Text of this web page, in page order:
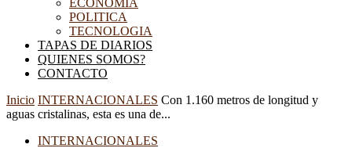
ECONOMIA
POLITICA
TECNOLOGIA
TAPAS DE DIARIOS
QUIENES SOMOS?
CONTACTO
Inicio INTERNACIONALES Con 1.160 metros de longitud y
aguas cristalinas, esta es una de...
INTERNACIONALES